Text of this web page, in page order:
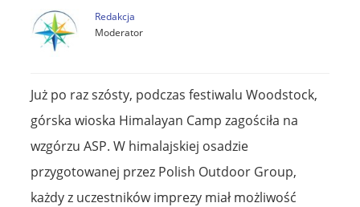
Redakcja
Moderator
Już po raz szósty, podczas festiwalu Woodstock,
górska wioska Himalayan Camp zagościła na
wzgórzu ASP. W himalajskiej osadzie
przygotowanej przez Polish Outdoor Group,
każdy z uczestników imprezy miał możliwość